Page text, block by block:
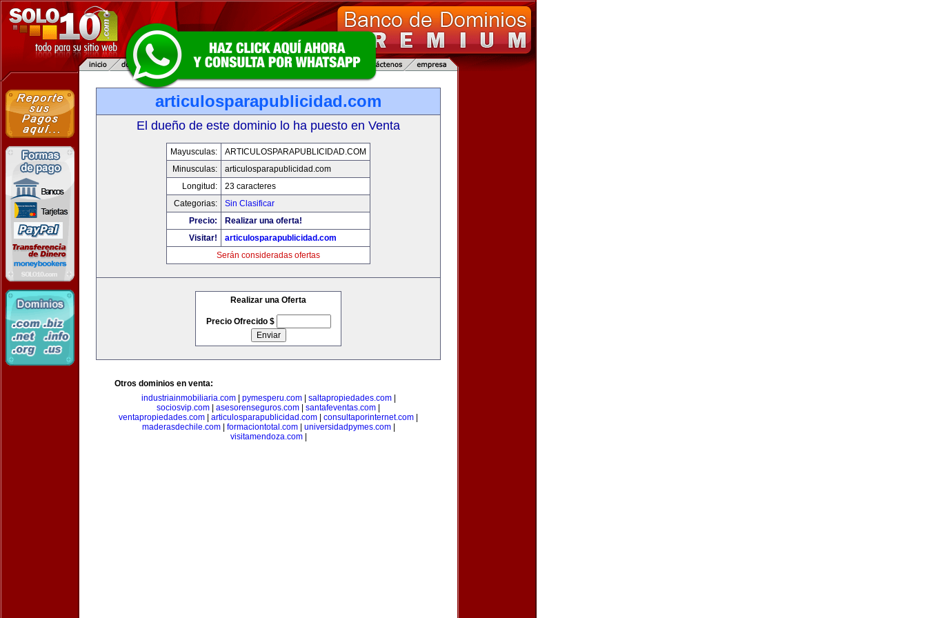
articulosparapublicidad.com
El dueño de este dominio lo ha puesto en Venta
Mayusculas:
ARTICULOSPARAPUBLICIDAD.COM
Minusculas:
articulosparapublicidad.com
Longitud:
23 caracteres
Categorias:
Sin Clasificar
Precio:
Realizar una oferta!
Visitar!
articulosparapublicidad.com
Serán consideradas ofertas
Realizar una Oferta
Precio Ofrecido $
Otros dominios en venta:
industriainmobiliaria.com| pymesperu.com| saltapropiedades.com|
sociosvip.com
asesorenseguros.com santafeventas.com
ventapropiedades.com
articulosparapublicidad.com consultaporinternet.com
maderasdechile.com| formaciontotal.com| universidadpymes.com|
visitamendoza.com|